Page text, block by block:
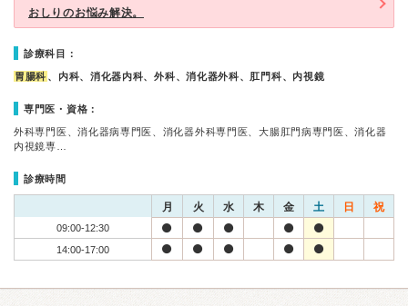
おしりのお悩み解決。
診療科目：
胃腸科 、内科、消化器内科、外科、消化器外科、肛門科、内視鏡
専門医・資格：
外科専門医、消化器病専門医、消化器外科専門医、大腸肛門病専門医、消化器
内視鏡専…
診療時間
月 火 水 木 金 土 日 祝
09:00-12:30
14:00-17:00